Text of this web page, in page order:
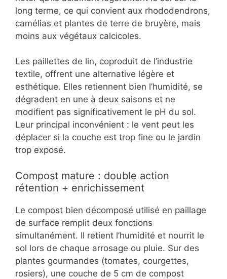
long terme, ce qui convient aux rhododendrons,
camélias et plantes de terre de bruyère, mais
moins aux végétaux calcicoles.
Les paillettes de lin, coproduit de l’industrie
textile, offrent une alternative légère et
esthétique. Elles retiennent bien l’humidité, se
dégradent en une à deux saisons et ne
modifient pas significativement le pH du sol.
Leur principal inconvénient : le vent peut les
déplacer si la couche est trop fine ou le jardin
trop exposé.
Compost mature : double action
rétention + enrichissement
Le compost bien décomposé utilisé en paillage
de surface remplit deux fonctions
simultanément. Il retient l’humidité et nourrit le
sol lors de chaque arrosage ou pluie. Sur des
plantes gourmandes (tomates, courgettes,
rosiers), une couche de 5 cm de compost